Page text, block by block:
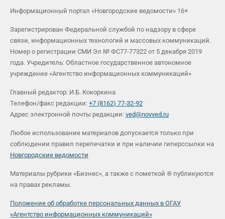
Информационный портал «Новгородские ведомости» 16+
Зарегистрирован Федеральной службой по надзору в сфере
связи, информационных технологий и массовых коммуникаций.
Номер о регистрации СМИ Эл № ФС77-77322 от 5 декабря 2019
года. Учредитель: Областное государственное автономное
учреждение «Агентство информационных коммуникаций»
Главный редактор: И.Б. Кокоркина
Телефон/факс редакции: +7 (8162) 77-32-92
Адрес электронной почты редакции: ved@novved.ru
Любое использование материалов допускается только при
соблюдении правил перепечатки и при наличии гиперссылки на
Новгородские ведомости
Материалы рубрики «Бизнес», а также с пометкой ® публикуются
на правах рекламы.
Положение об обработке персональных данных в ОГАУ
«Агентство информационных коммуникаций»